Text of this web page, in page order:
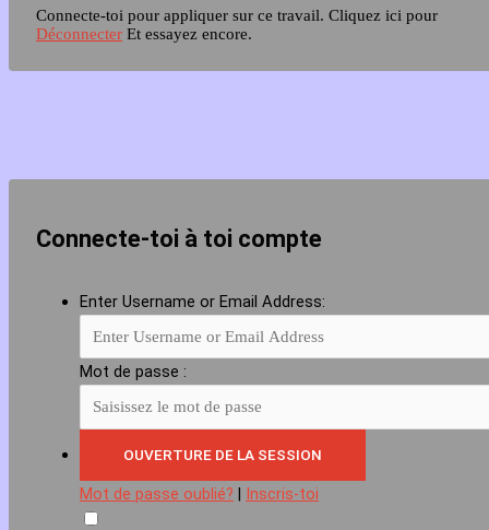
Connecte-toi pour appliquer sur ce travail. Cliquez ici pour
Déconnecter Et essayez encore.
Connecte-toi à toi compte
Enter Username or Email Address:
Mot de passe :
Mot de passe oublié? Inscris-toi